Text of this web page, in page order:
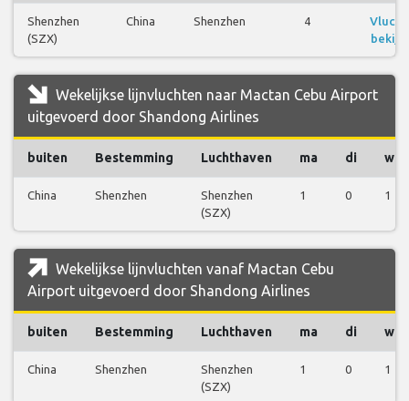
Shenzhen
(SZX)
China Shenzhen 4
Wekelijkse lijnvluchten naar Mactan Cebu Airport
uitgevoerd door Shandong Airlines
buiten Bestemming Luchthaven ma di wo
China Shenzhen
Shenzhen
(SZX)
1 0 1
Wekelijkse lijnvluchten vanaf Mactan Cebu
Airport uitgevoerd door Shandong Airlines
buiten Bestemming Luchthaven ma di wo
China Shenzhen
Shenzhen
(SZX)
1 0 1